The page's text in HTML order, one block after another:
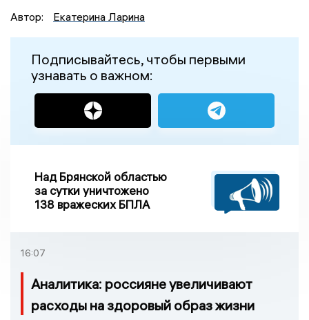
Автор:
Екатерина Ларина
Подписывайтесь, чтобы первыми
узнавать о важном:
Над Брянской областью
за сутки уничтожено
138 вражеских БПЛА
16:07
Аналитика: россияне увеличивают
расходы на здоровый образ жизни